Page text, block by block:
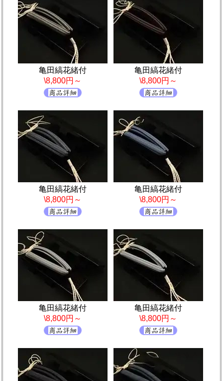
亀田縞花緒付
\8,800円～
亀田縞花緒付
\8,800円～
亀田縞花緒付
\8,800円～
亀田縞花緒付
\8,800円～
亀田縞花緒付
\8,800円～
亀田縞花緒付
\8,800円～